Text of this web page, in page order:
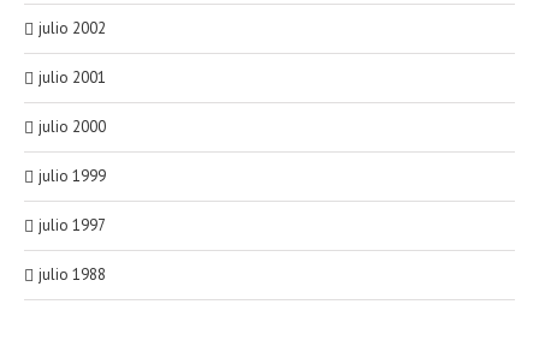
julio 2002
julio 2001
julio 2000
julio 1999
julio 1997
julio 1988